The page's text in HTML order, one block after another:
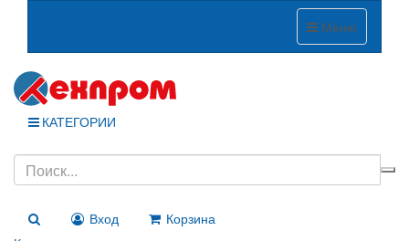
Меню
КАТЕГОРИИ
Вход
Корзина